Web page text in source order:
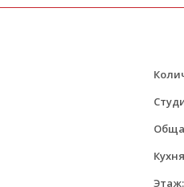
Этаж: